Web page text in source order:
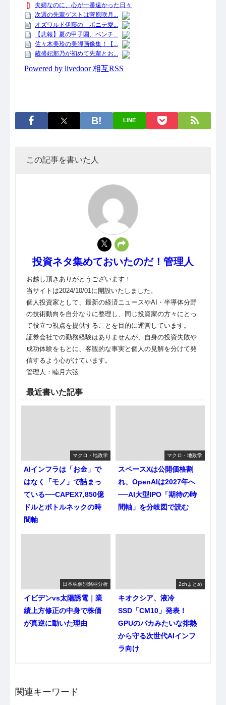
LINE
この記事を書いた人
投資ネタ集めておいたのだ！管理人
お越し頂きありがとうございます！
当サイトは2024/10/01に開設いたしました。
個人投資家として、最新の経済ニュースやAI・半導体分野
の技術動向を自分なりに整理し、同じ投資家の方々にとっ
て役立つ視点を提供することを目的に運営しています。
証券会社での勤務経験はありませんが、自身の投資失敗や
成功体験をもとに、客観的な事実と個人の見解を分けて発
信するよう心がけています。
管理人：睦月六弦
最近書いた記事
マクロ・地政学
AIインフラは「お金」で
はなく「モノ」で詰まっ
ている──CAPEX7,850億
ドルとボトルネックの時
間軸
マクロ・地政学
スペースXは公開価格割
れ、OpenAIは2027年へ
──AI大型IPO「期待の時
間軸」を分岐図で読む
日本株個別銘柄分析
イビデンvs太陽誘電｜業
績上方修正の中身で株価
が真逆に動いた理由
2chまとめ
キオクシア、液冷
SSD「CM10」発表！
GPUのバカみたいな排熱
から守る次世代AIインフ
ラ向け
関連キーワード